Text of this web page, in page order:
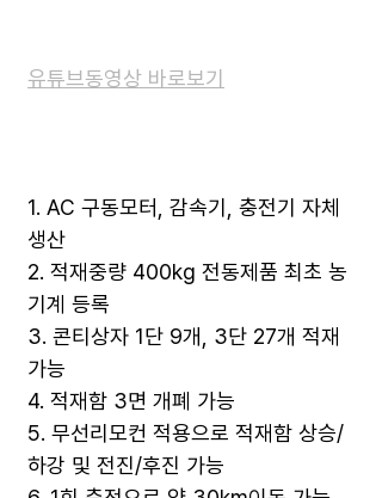
유튜브동영상 바로보기
1. AC 구동모터, 감속기, 충전기 자체
생산
2. 적재중량 400kg 전동제품 최초 농
기계 등록
3. 콘티상자 1단 9개, 3단 27개 적재
가능
4. 적재함 3면 개폐 가능
5. 무선리모컨 적용으로 적재함 상승/
하강 및 전진/후진 가능